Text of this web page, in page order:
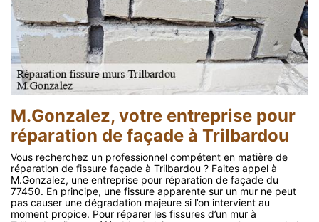
M.Gonzalez, votre entreprise pour
réparation de façade à Trilbardou
Vous recherchez un professionnel compétent en matière de
réparation de fissure façade à Trilbardou ? Faites appel à
M.Gonzalez, une entreprise pour réparation de façade du
77450. En principe, une fissure apparente sur un mur ne peut
pas causer une dégradation majeure si l’on intervient au
moment propice. Pour réparer les fissures d’un mur à